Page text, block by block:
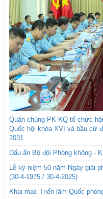
Quân chủng PK-KQ tổ chức
Quốc hội khóa XVI và bầu cử
2031
Dấu ấn Bộ đội Phòng không -
Lễ kỷ niệm 50 năm Ngày giải
(30-4-1975 / 30-4-2025)
Khai mạc Triển lãm Quốc